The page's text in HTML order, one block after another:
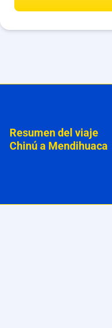
Resumen del viaje
Chinú a Mendihuaca